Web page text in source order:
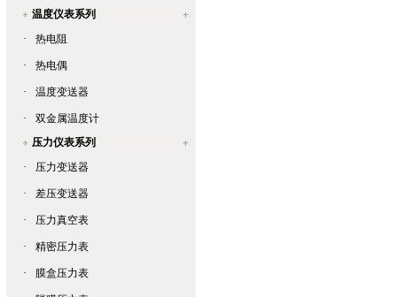
温度仪表系列
·
热电阻
· 热电偶
· 温度变送器
·
双金属温度计
压力仪表系列
·
压力变送器
· 差压变送器
· 压力真空表
· 精密压力表
· 膜盒压力表